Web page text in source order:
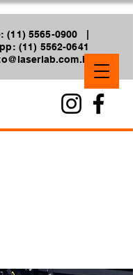
(11) 5565-0900 |
(11) 5562-0641